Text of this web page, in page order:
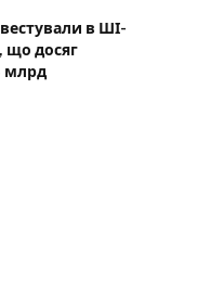
в ШІ-
що досяг
млрд